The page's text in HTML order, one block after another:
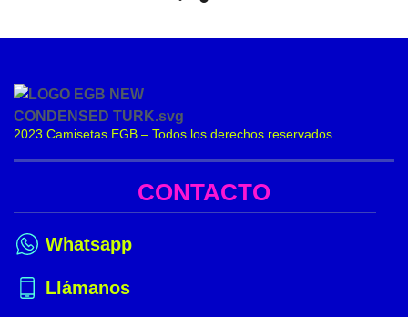
2023 Camisetas EGB – Todos los derechos reservados
CONTACTO
Whatsapp
Llámanos